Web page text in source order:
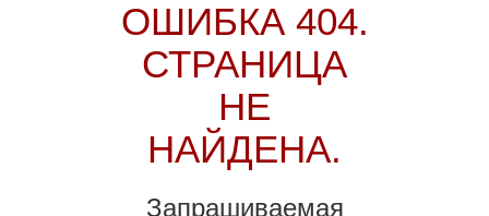
ОШИБКА 404.
СТРАНИЦА
НЕ
НАЙДЕНА.
Запрашиваемая